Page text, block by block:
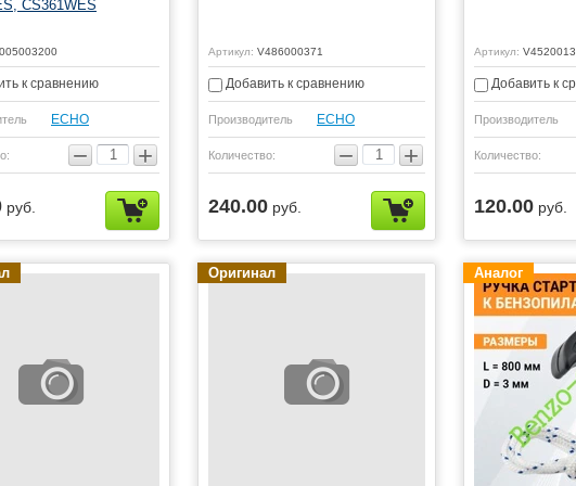
CS361WES
к сравнению
ЕСНО
− +
руб.
Артикул: V486000371
Добавить к сравнению
Производитель ЕСНО
Количество: − +
240.00 руб.
Артикул:
Добавить к
Производитель
Количество:
120.00 руб.
Оригинал Аналог
Спецпредложение